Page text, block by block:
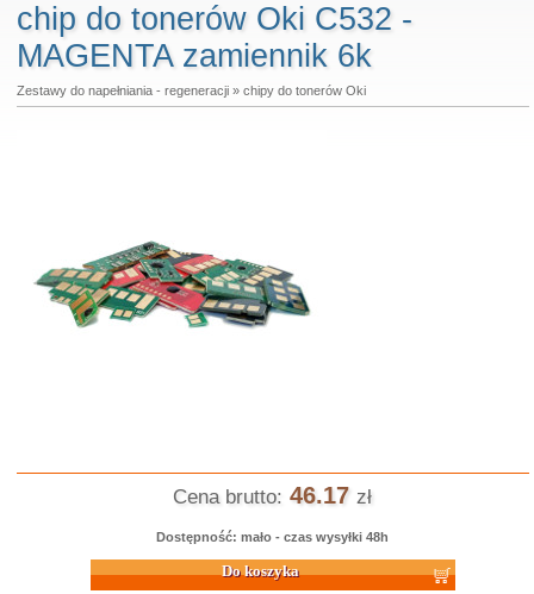
chip do tonerów Oki C532 -
MAGENTA zamiennik 6k
Zestawy do napełniania - regeneracji» chipy do tonerów Oki
Cena brutto: 46.17 zł
Dostępność: mało - czas wysyłki 48h
Do koszyka